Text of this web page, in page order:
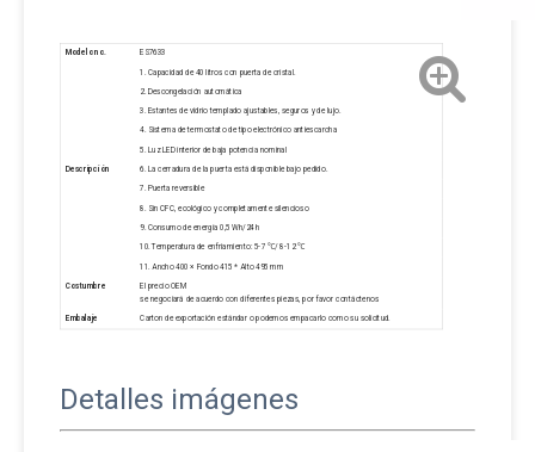
Modelo no. ES7633
Descripción
1. Capacidad de 40 litros con puerta de cristal.
2. Descongelación automática
3. Estantes de vidrio templado ajustables, seguros y de lujo.
4. Sistema de termostato de tipo electrónico antiescarcha
5. Luz LED interior de baja potencia nominal
6. La cerradura de la puerta está disponible bajo pedido.
7. Puerta reversible
8. Sin CFC, ecológico y completamente silencioso
9. Consumo de energía 0,5 Wh/24 h
10. Temperatura de enfriamiento: 5-7 ℃/ 8-12 ℃
11. Ancho 400 × Fondo 415 * Alto 495 mm
Costumbre
El precio OEM
se negociará de acuerdo con diferentes piezas, por favor contáctenos
Embalaje Carton de exportación estándar o podemos empacarlo como su solicitud.
Detalles imágenes